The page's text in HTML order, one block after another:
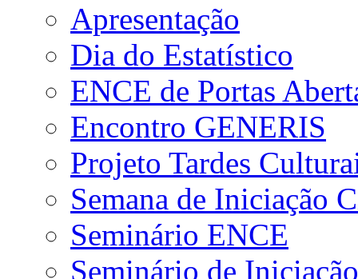
Apresentação
Dia do Estatístico
ENCE de Portas
Encontro GENERIS
Projeto Tardes
Semana de Iniciação
Seminário ENCE
Seminário de